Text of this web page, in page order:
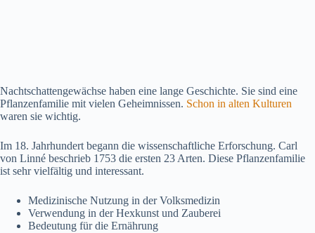
Nachtschattengewächse haben eine lange Geschichte. Sie sind eine
Pflanzenfamilie mit vielen Geheimnissen. Schon in alten Kulturen
waren sie wichtig.
Im 18. Jahrhundert begann die wissenschaftliche Erforschung. Carl
von Linné beschrieb 1753 die ersten 23 Arten. Diese Pflanzenfamilie
ist sehr vielfältig und interessant.
Medizinische Nutzung in der Volksmedizin
Verwendung in der Hexkunst und Zauberei
Bedeutung für die Ernährung